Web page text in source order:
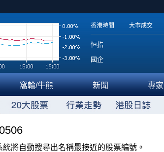
香港時間 大市成交
恒指
國企
窩輪/牛熊 新聞 專家
將自動搜尋出名稱最接近的股票編號。